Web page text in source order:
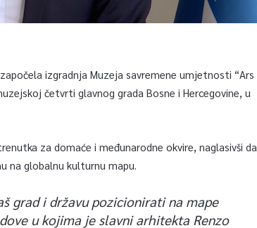
izgradnja Muzeja savremene umjetnosti “Ars
četvrti glavnog grada Bosne i Hercegovine, u
za domaće i međunarodne okvire, naglasivši da
na globalnu kulturnu mapu.
grad i državu pozicionirati na mape
u kojima je slavni arhitekta Renzo